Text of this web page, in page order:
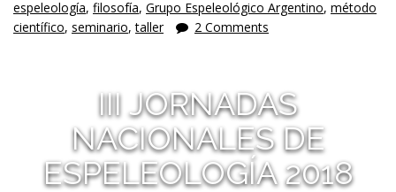
espeleología, filosofía, Grupo Espeleológico Argentino, método
científico, seminario,taller 2 Comments
III JORNADAS
NACIONALES DE
ESPELEOLOGÍA 2018